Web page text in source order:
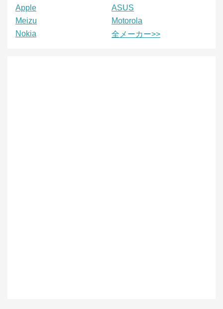
Apple
ASUS
Meizu
Motorola
Nokia
全メーカー>>